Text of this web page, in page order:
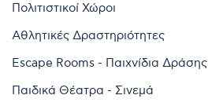
Πολιτιστικοί Χώροι
Αθλητικές Δραστηριότητες
Escape Rooms - Παιχνίδια Δράσης
Παιδικά Θέατρα - Σινεμά